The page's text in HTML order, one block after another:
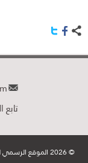
تابع
© 2026 الموقع الرسمي للدكتور حنان الفتلاوي. جميع الحقوق محفوظة